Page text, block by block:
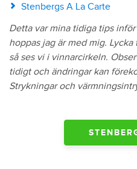
Stenbergs A La Carte
Detta var mina tidiga tips
hoppas jag är med mig.
så ses vi i vinnarcirkeln.
tidigt och ändringar kan
Strykningar och